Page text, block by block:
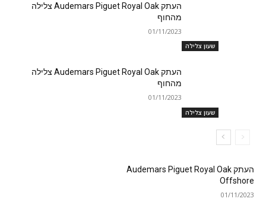
שעון צלילה
העתק Audemars Piguet Royal Oak צלילה
מהחוף
01/11/2023
שעון צלילה
העתק Audemars Piguet Royal Oak צלילה
מהחוף
01/11/2023
העתק Audemars Piguet Royal Oak
Offshore
01/11/2023